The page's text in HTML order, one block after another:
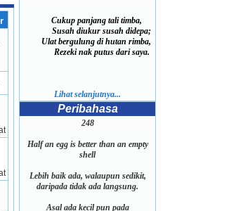
Cukup panjang tali timba,
Susah diukur susah didepa;
Ulat bergulung di hutan rimba,
Rezeki nak putus dari saya.
Lihat selanjutnya...
Peribahasa
248
Half an egg is better than an empty
shell
Lebih baik ada, walaupun sedikit,
daripada tidak ada langsung.
Asal ada kecil pun pada